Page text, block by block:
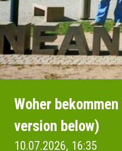
Woher
version below)
10.07.2026, 16:35